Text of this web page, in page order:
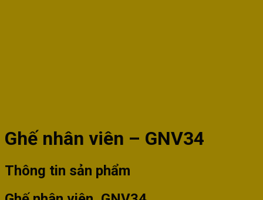
Ghế nhân viên – GNV34
Thông tin sản phẩm